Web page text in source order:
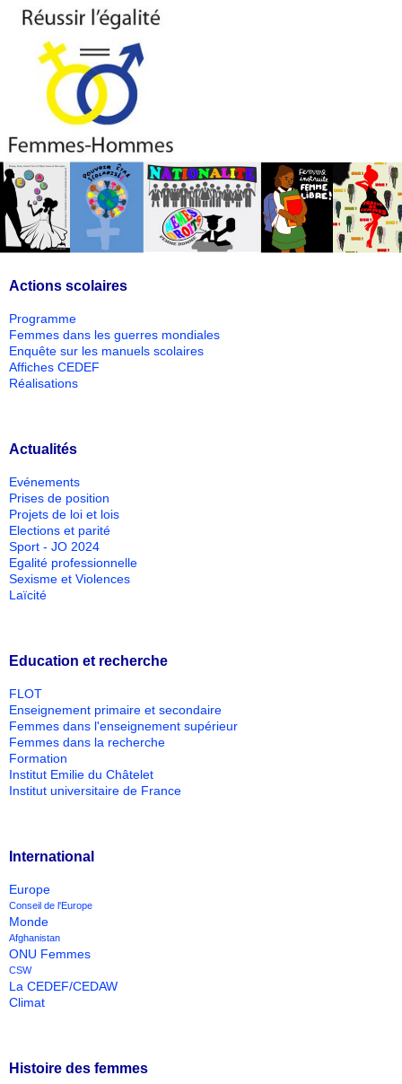
Actions scolaires
Programme
Femmes dans les guerres mondiales
Enquête sur les manuels scolaires
Affiches CEDEF
Réalisations
Actualités
Evénements
Prises de position
Projets de loi et lois
Elections et parité
Sport - JO 2024
Egalité professionnelle
Sexisme et Violences
Laïcité
Education et recherche
FLOT
Enseignement primaire et secondaire
Femmes dans l'enseignement supérieur
Femmes dans la recherche
Formation
Institut Emilie du Châtelet
Institut universitaire de France
International
Europe
Conseil de l'Europe
Monde
Afghanistan
ONU Femmes
CSW
La CEDEF/CEDAW
Climat
Histoire des femmes